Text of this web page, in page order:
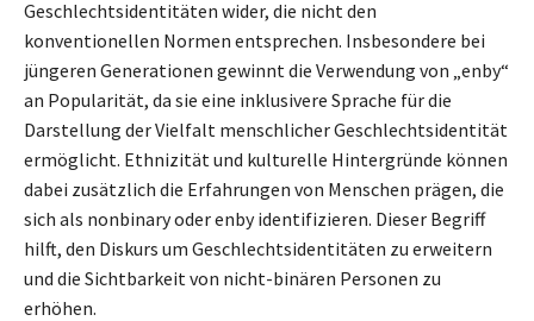
Geschlechtsidentitäten wider, die nicht den
konventionellen Normen entsprechen. Insbesondere bei
jüngeren Generationen gewinnt die Verwendung von „enby“
an Popularität, da sie eine inklusivere Sprache für die
Darstellung der Vielfalt menschlicher Geschlechtsidentität
ermöglicht. Ethnizität und kulturelle Hintergründe können
dabei zusätzlich die Erfahrungen von Menschen prägen, die
sich als nonbinary oder enby identifizieren. Dieser Begriff
hilft, den Diskurs um Geschlechtsidentitäten zu erweitern
und die Sichtbarkeit von nicht-binären Personen zu
erhöhen.